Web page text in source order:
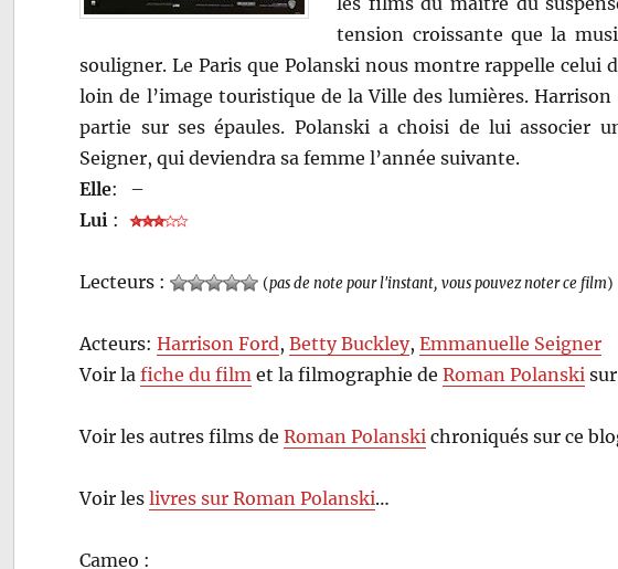
tension croissante que la
souligner. Le Paris que Polanski nous montre rappelle celui
loin de l’image touristique de la Ville des lumières.
partie sur ses épaules. Polanski a choisi de lui associer
Seigner, qui deviendra sa femme l’année suivante.
Elle:
–
Lui :
Lecteurs : (pas de note pour l'instant, vous pouvez noter ce film)
Acteurs:Harrison Ford,Betty Buckley,Emmanuelle Seigner
Voir lafiche du film et la filmographie deRoman Polanski
Voir les autres films deRoman Polanski chroniqués sur ce
Voir leslivres sur Roman Polanski…
Cameo :